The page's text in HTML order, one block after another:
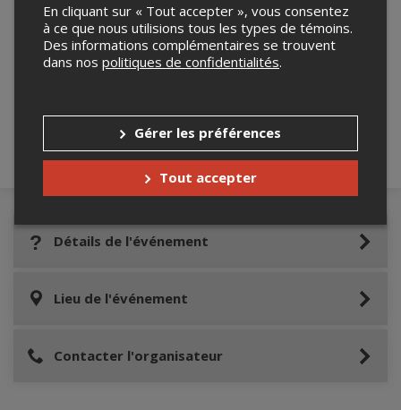
Merci de confirmer que vous n'êtes pas un
robot ci-bas.
Détails de l'événement
Lieu de l'événement
Contacter l'organisateur
En cliquant sur « Tout accepter », vous consentez
à ce que nous utilisions tous les types de témoins.
Des informations complémentaires se trouvent
dans nos politiques de confidentialités.
Gérer les préférences
Tout accepter